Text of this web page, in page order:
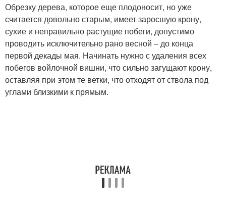
Обрезку дерева, которое еще плодоносит, но уже
считается довольно старым, имеет заросшую крону,
сухие и неправильно растущие побеги, допустимо
проводить исключительно рано весной – до конца
первой декады мая. Начинать нужно с удаления всех
побегов войлочной вишни, что сильно загущают крону,
оставляя при этом те ветки, что отходят от ствола под
углами близкими к прямым.